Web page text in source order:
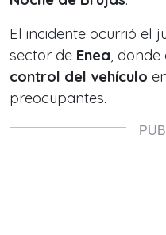
El incidente ocurrió el
sector de Enea, donde
control del vehículo
preocupantes.